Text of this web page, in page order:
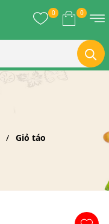
0 0
Giỏ táo